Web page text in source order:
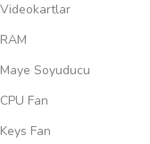
Videokartlar
RAM
Maye Soyuducu
CPU Fan
Keys Fan